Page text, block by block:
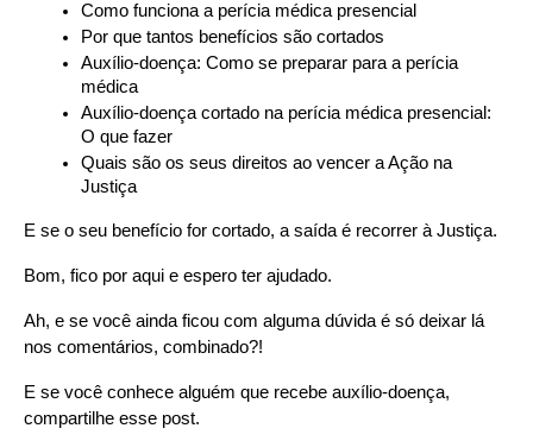
Como funciona a perícia médica presencial
Por que tantos benefícios são cortados
Auxílio-doença: Como se preparar para a perícia
médica
Auxílio-doença cortado na perícia médica presencial:
O que fazer
Quais são os seus direitos ao vencer a Ação na
Justiça
E se o seu benefício for cortado, a saída é recorrer à Justiça.
Bom, fico por aqui e espero ter ajudado.
Ah, e se você ainda ficou com alguma dúvida é só deixar lá
nos comentários, combinado?!
E se você conhece alguém que recebe auxílio-doença,
compartilhe esse post.